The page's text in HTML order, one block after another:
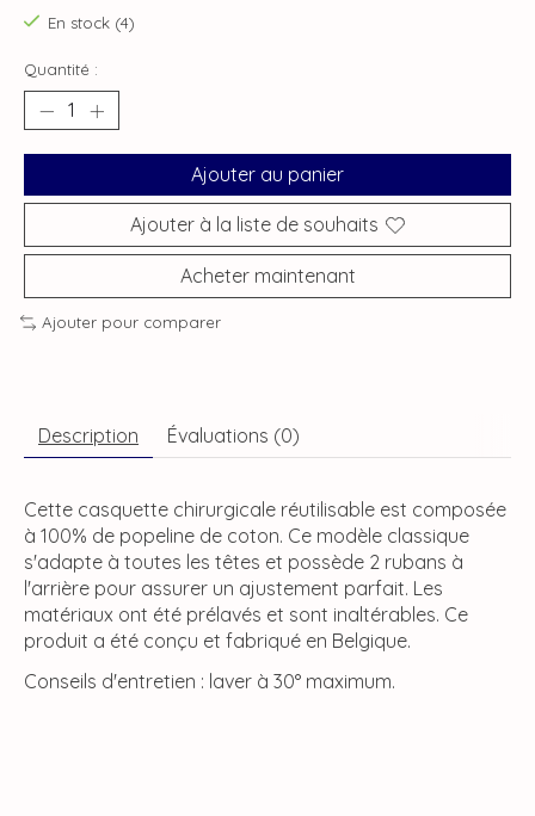
En stock (4)
Quantité :
Ajouter au panier
Ajouter à la liste de souhaits
Acheter maintenant
Ajouter pour comparer
Description Évaluations (0)
Cette casquette chirurgicale réutilisable est composée
à 100% de popeline de coton. Ce modèle classique
s'adapte à toutes les têtes et possède 2 rubans à
l'arrière pour assurer un ajustement parfait. Les
matériaux ont été prélavés et sont inaltérables. Ce
produit a été conçu et fabriqué en Belgique.
Conseils d'entretien : laver à 30° maximum.